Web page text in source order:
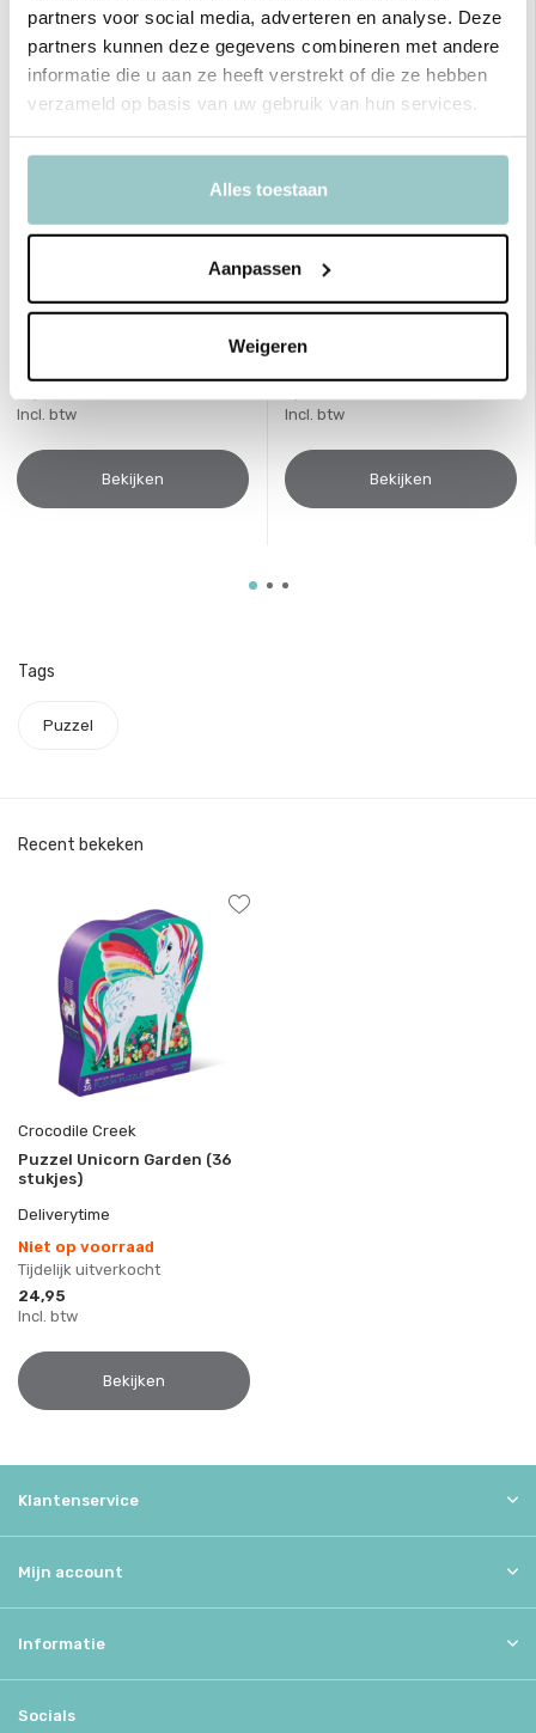
partners voor social media, adverteren en analyse. Deze
partners kunnen deze gegevens combineren met andere
informatie die u aan ze heeft verstrekt of die ze hebben
verzameld op basis van uw gebruik van hun services.
Alles toestaan
Aanpassen
Weigeren
Crocodile Creek
Puzzel Over de regenboog (
Deliverytime
Incl. btw
Bekijken
Crocodile Creek
stukjes)
Deliverytime
Niet op voorraad
Incl. btw
Bekijken
Tags
Puzzel
Recent bekeken
Crocodile Creek
Puzzel Unicorn Garden (36
stukjes)
Deliverytime
Niet op voorraad
Tijdelijk uitverkocht
24,95
Incl. btw
Bekijken
Klantenservice
Mijn account
Informatie
Socials